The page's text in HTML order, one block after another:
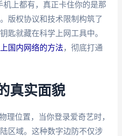
机上都有，真正卡住你的是那
版权协议和技术限制构筑了
匙就藏在科学上网工具中。
国内网络的方法 ，彻底打通
真实面貌
理位置，当你登录爱奇艺时，
区域。这种数字边防不仅涉